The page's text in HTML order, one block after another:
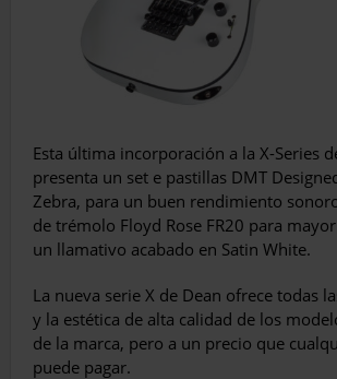
Esta última incorporación a la X-Series
presenta un set e pastillas DMT
Zebra, para un buen rendimiento
de trémolo Floyd Rose FR20 para
un llamativo acabado en Satin White.
La nueva serie X de Dean ofrece todas
y la estética de alta calidad de los
de la marca, pero a un precio que
puede pagar.